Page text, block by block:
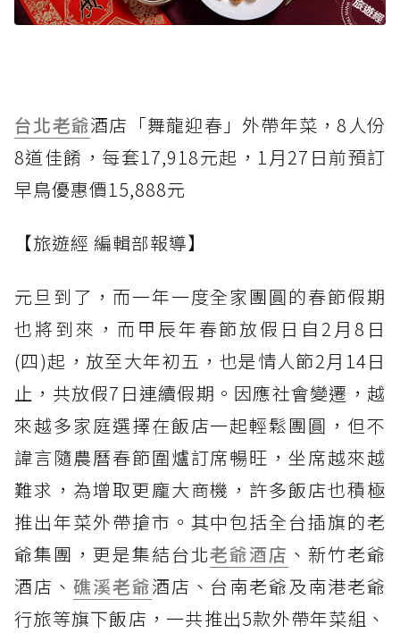
台北老爺酒店「舞龍迎春」外帶年菜，8人份
8道佳餚，每套17,918元起，1月27日前預訂
早鳥優惠價15,888元
【旅遊經 編輯部報導】
元旦到了，而一年一度全家團圓的春節假期
也將到來，而甲辰年春節放假日自2月8日
(四)起，放至大年初五，也是情人節2月14日
止，共放假7日連續假期。因應社會變遷，越
來越多家庭選擇在飯店一起輕鬆團圓，但不
諱言隨農曆春節圍爐訂席暢旺，坐席越來越
難求，為增取更龐大商機，許多飯店也積極
推出年菜外帶搶市。其中包括全台插旗的老
爺集團，更是集結台北老爺酒店 、新竹老爺
酒店、 礁溪老爺酒店、台南老爺及南港老爺
行旅等旗下飯店，一共推出5款外帶年菜組、